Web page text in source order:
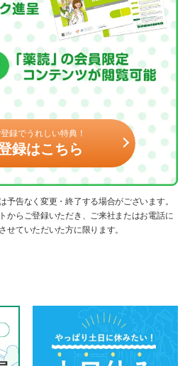
録でうれしい特典！
録はこちら
告なく変更・終了する場合がございます。
からご登録いただき、ご来社またはお電話に
せていただいた方に限ります。